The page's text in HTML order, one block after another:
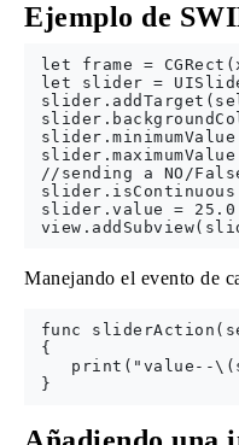
Ejemplo de
let frame =
let slider =
//sending a NO/
slider.value = 25.0
Manejando el evento de
func
{
print("value--